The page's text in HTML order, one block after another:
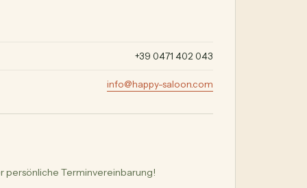
+39 0471 402 043
info@happy-saloon.com
Terminvereinbarung!